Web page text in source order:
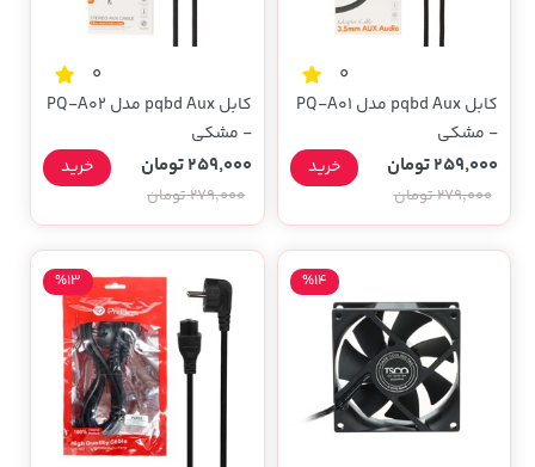
0
کابل pqbd Aux مدل PQ-A01
- مشکی
259,000 تومان
279,000 تومان
خرید
0
کابل pqbd Aux مدل PQ-A02
- مشکی
259,000 تومان
279,000 تومان
خرید
%14
%13